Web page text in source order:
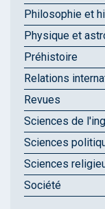
Philosophie et
Physique et
Préhistoire
Relations
Revues
Sciences de
Sciences
Sciences
Société